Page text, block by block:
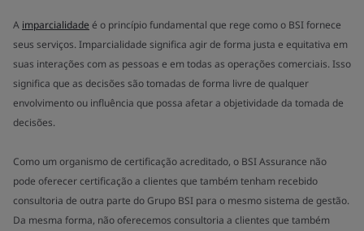
A imparcialidade é o princípio fundamental que rege como o BSI fornece
seus serviços. Imparcialidade significa agir de forma justa e equitativa em
suas interações com as pessoas e em todas as operações comerciais. Isso
significa que as decisões são tomadas de forma livre de qualquer
envolvimento ou influência que possa afetar a objetividade da tomada de
decisões.
Como um organismo de certificação acreditado, o BSI Assurance não
pode oferecer certificação a clientes que também tenham recebido
consultoria de outra parte do Grupo BSI para o mesmo sistema de gestão.
Da mesma forma, não oferecemos consultoria a clientes que também